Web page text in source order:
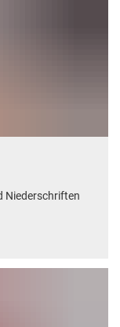
Niederschriften